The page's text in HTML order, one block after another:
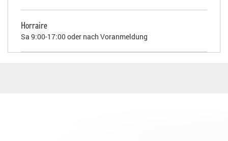
Horraire
Sa 9:00-17:00 oder nach Voranmeldung